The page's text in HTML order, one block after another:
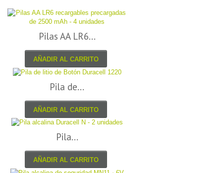
Pilas AA LR6...
AÑADIR AL CARRITO
Pila de...
AÑADIR AL CARRITO
Pila...
AÑADIR AL CARRITO